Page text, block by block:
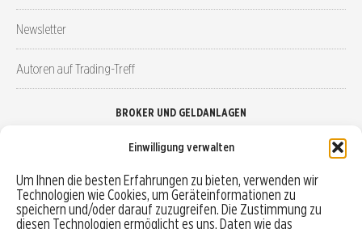
Einwilligung verwalten
Um Ihnen die besten Erfahrungen zu bieten, verwenden wir
Technologien wie Cookies, um Geräteinformationen zu
speichern und/oder darauf zuzugreifen. Die Zustimmung zu
diesen Technologien ermöglicht es uns, Daten wie das
Newsletter
Autoren auf Trading-Treff
BROKER UND GELDANLAGEN
Robo-Advisor vergleichen